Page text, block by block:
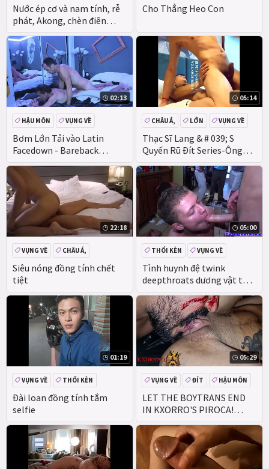
Nước ép cơ và nam tính, rễ
phát, Akong, chèn điên
cuồng, khô cứng, thịt mới
nhỏ, Jeff
THỔI KÈN
HẬU MÔN Cho Thẳng Heo Con
02:13
Bơm Lớn Tải vào Latin
Facedown - Bareback
Breeding
HẬU MÔN VỤNG VỀ
05:14
Thạc Sĩ Lang & # 039; S
Quyến Rũ Đít Series-Ông
Đang Được Fucked Bởi Một
Anh Chàng Tinh Ranh lớn
trong Một Khách sạn - 2
CHÂU Á, LỚN
VỤNG VỀ
THỔI KÈN
22:18
Siêu nóng đồng tính chết
tiệt
VỤNG VỀ CHÂU Á,
05:00
Tình huynh đệ twink
deepthroats dương vật tại
hazing
THỔI KÈN
VỤNG VỀ
THỰC TẾ
01:19
Đài loan đồng tính tắm
selfie
VỤNG VỀ
THỔI KÈN
HẬU MÔN
MẶT
05:29
LET THE BOYTRANS END
IN KXORRO'S PIROCA!
utter flick on my XVIDEOS
RED
VỤNG VỀ ĐÍT
HẬU MÔN
HOAN